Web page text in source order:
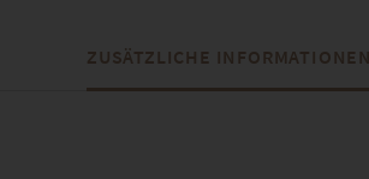
ZUSÄTZLICHE INFORMATIONEN